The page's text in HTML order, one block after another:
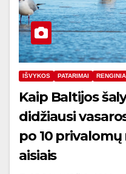
IŠVYKOS PATARIMAI
Kaip Baltijos
didžiausi
po 10
aisiais